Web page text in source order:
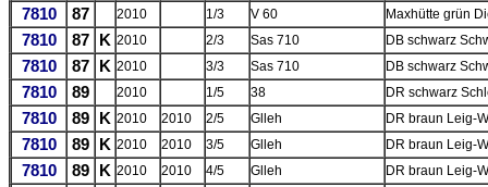
7810 87 2010 1/3 V 60 Maxhütte grün
7810 87 K 2010 2/3 Sas 710 DB schwarz
7810 87 K 2010 3/3 Sas 710 DB schwarz
7810 89 2010 1/5 38 DR schwarz
7810 89 K 2010 2010 2/5 Glleh DR braun Leig-
7810 89 K 2010 2010 3/5 Glleh DR braun Leig-
7810 89 K 2010 2010 4/5 Glleh DR braun Leig-